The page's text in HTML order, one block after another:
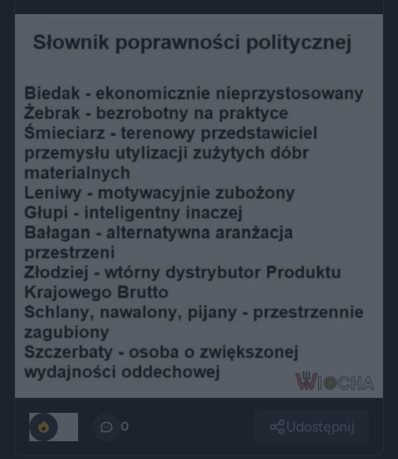
0 Udostępnij